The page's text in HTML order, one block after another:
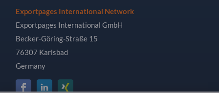
Exportpages International Network
Exportpages International GmbH
Becker-Göring-Straße 15
76307 Karlsbad
Germany